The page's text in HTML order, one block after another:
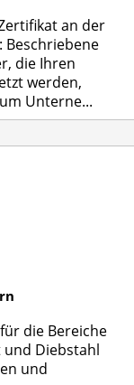
an der
Beschriebene
die Ihren
werden,
Unterne...
die Bereiche
und Diebstahl
und